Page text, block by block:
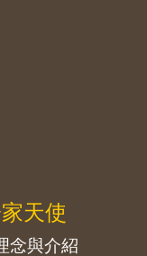
天使
念與介紹